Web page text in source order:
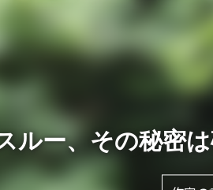
ルー、その秘密